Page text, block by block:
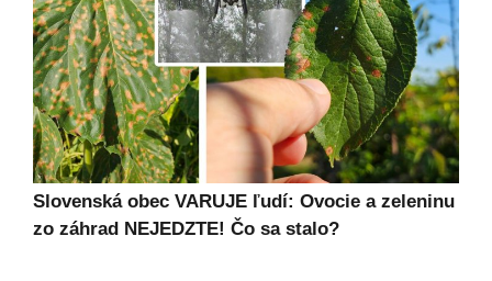
Slovenská obec VARUJE ľudí: Ovocie a zeleninu
zo záhrad NEJEDZTE! Čo sa stalo?